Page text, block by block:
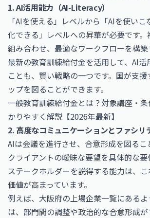
1. AI活用能力（AI-Literacy）
「AIを使える」レベルから「AIを使い
化できる」レベルへの昇華が必要です。
組み合わせ、最適なワークフローを構築
最新の教育訓練給付金を活用して、AI活
ことも、賢い戦略の一つです。国が支
ップを図ることができます。
一般教育訓練給付金とは？対象講座・
かりやすく解説【2026年最新】
2. 高度なコミュニケーションとファシリ
AIは会議を進行させ、合意形成を図るこ
クライアントの曖昧な要望を具体的な要
ステークホルダーを説得する能力は、
価値が高まっています。
例えば、大阪府の上場企業一覧にある
は、部門間の調整や政治的な合意形成